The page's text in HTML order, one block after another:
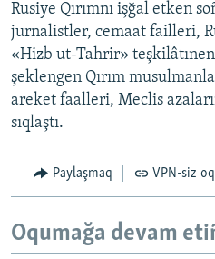
Rusiye Qırımnı işğal etken
jurnalistler, cemaat failleri,
«Hizb ut-Tahrir»
şeklengen Qırım
areket faalleri, Meclis
sıqlaştı.
Paylaşmaq VPN-siz
Oqumağa devam